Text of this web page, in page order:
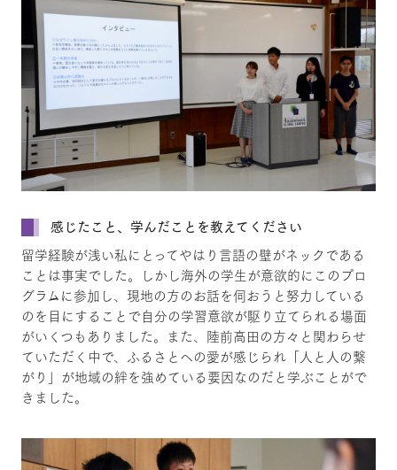
感じたこと、学んだことを教えてください
留学経験が浅い私にとってやはり言語の壁がネックである
ことは事実でした。しかし海外の学生が意欲的にこのプロ
グラムに参加し、現地の方のお話を伺おうと努力している
のを目にすることで自分の学習意欲が駆り立てられる場面
がいくつもありました。また、陸前高田の方々と関わらせ
ていただく中で、ふるさとへの愛が感じられ「人と人の繋
がり」が地域の絆を強めている要因なのだと学ぶことがで
きました。